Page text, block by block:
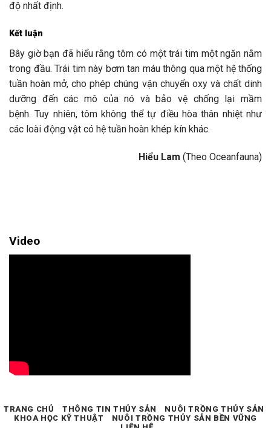
độ nhất định.
Kết luận
Bây giờ bạn đã hiểu rằng tôm có một trái tim một ngăn nằm
trong đầu. Trái tim này bơm tan máu thông qua một hệ thống
tuần hoàn mở, cho phép chúng vận chuyển oxy và chất dinh
dưỡng đến các mô của nó và bảo vệ chống lại mầm
bệnh. Tuy nhiên, tôm không thể tự điều hòa thân nhiệt như
các loài động vật có hệ tuần hoàn khép kín khác.
Hiểu Lam (Theo Oceanfauna)
Video
TRANG CHỦ THÔNG TIN THỦY SẢN
NUÔI TRỒNG THỦY SẢN
KHOA HỌC KỸ THUẬT
NUÔI TRỒNG THỦY SẢN BỀN VỮNG